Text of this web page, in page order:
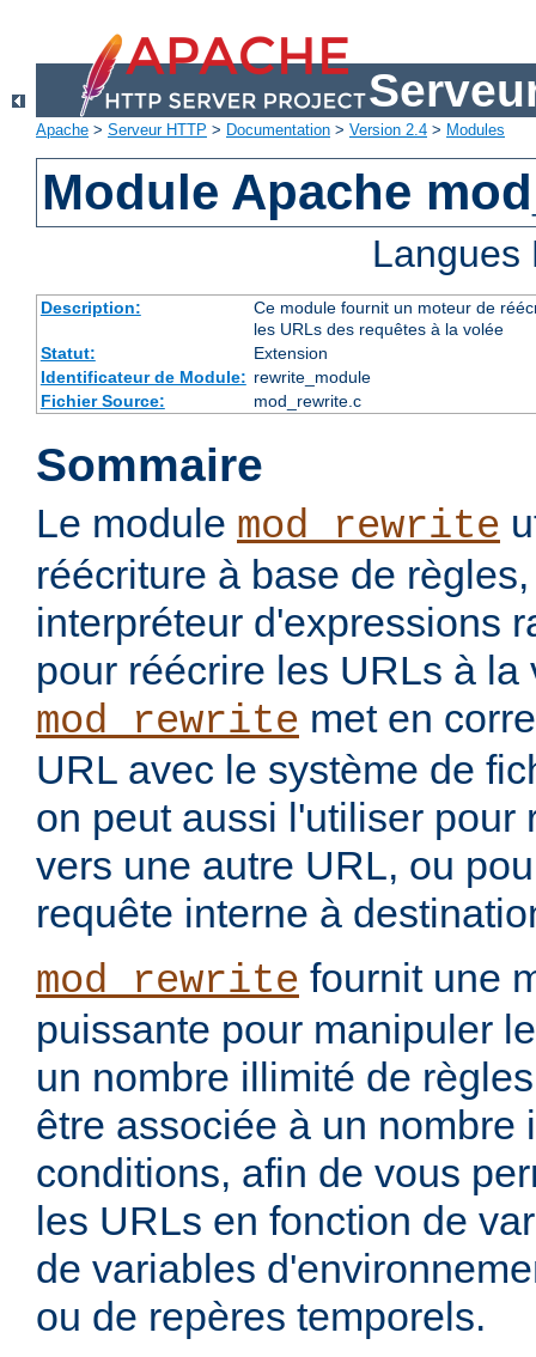
Apache > Serveur HTTP > Documentation > Version 2.4 > Modules
Module Apache
Description:
Ce module fournit un moteur de
les URLs des requêtes à la volée
Statut:
Extension
Identificateur de Module: rewrite_module
Fichier Source:
mod_rewrite.c
Sommaire
Le module mod_rewrite
réécriture à base de
interpréteur d'expressions
pour réécrire les URLs à la
mod_rewrite met en
URL avec le système de
on peut aussi l'utiliser pour
vers une autre URL, ou
requête interne à
mod_rewrite fournit une
puissante pour manipuler
un nombre illimité de
être associée à un nombre
conditions, afin de vous
les URLs en fonction de
de variables
ou de repères temporels.